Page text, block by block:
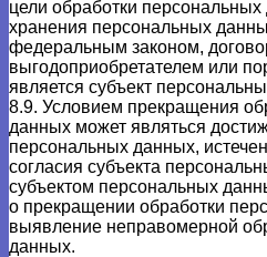
цели обработки
хранения персональных
федеральным законом,
выгодоприобретателем или
является субъект
8.9. Условием прекращения
данных может являться
персональных данных,
согласия субъекта
субъектом персональных
о прекращении обработки
выявление неправомерной
данных.